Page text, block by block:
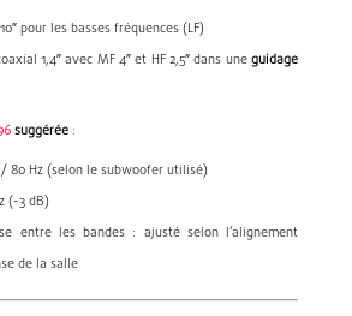
pour les basses fréquences (LF)
1,4″ avec MF 4″ et HF 2,5″ dans uneguidage
suggérée:
/ 80 Hz (selon le subwoofer utilisé)
(-3 dB)
entre les bandes : ajusté selon l’alignement
de la salle